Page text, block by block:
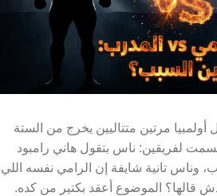
مرتين متتاليين يخرج من الستة
والناس انقسمت لفريقين: ناس بتقول هاني رامبود
وناس تانية شايفة إن الرامي نفسه اللي
قالها؟ الموضوع أعقد بكتير من كده.